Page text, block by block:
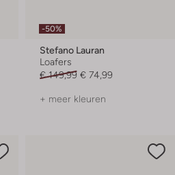
-50%
Stefano Lauran
Loafers
€ 149,99 € 74,99
+ meer kleuren